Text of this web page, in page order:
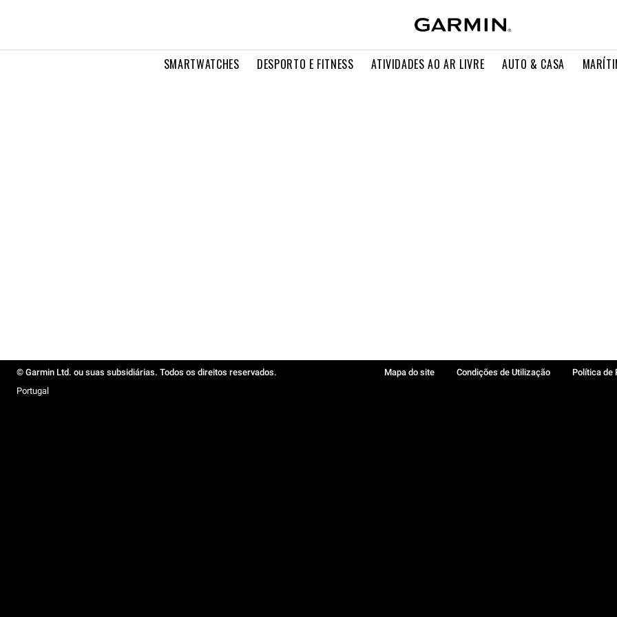
SMARTWATCHES DESPORTO E FITNESS ATIVIDADES AO AR LIVRE AUTO & CASA
© Garmin Ltd. ou suas subsidiárias. Todos os direitos reservados. Mapa do site Condições de Utilização Política de
Portugal